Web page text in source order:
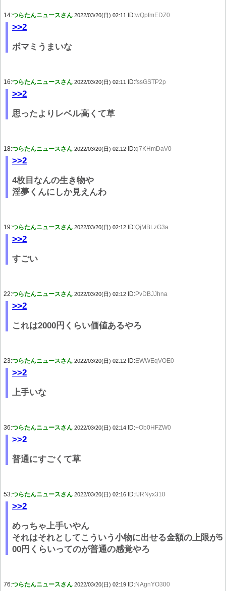
14:つらたんニュースさん 2022/03/20(日) 02:11 ID:wQpfmEDZ0
>>2
ボマミうまいな
16:つらたんニュースさん 2022/03/20(日) 02:11 ID:fssGSTP2p
>>2
思ったよりレベル高くて草
18:つらたんニュースさん 2022/03/20(日) 02:12 ID:q7KHmDaV0
>>2
4枚目なんの生き物や
淫夢くんにしか見えんわ
19:つらたんニュースさん 2022/03/20(日) 02:12 ID:QjMBLzG3a
>>2
すごい
22:つらたんニュースさん 2022/03/20(日) 02:12 ID:PvDBJJhna
>>2
これは2000円くらい価値あるやろ
23:つらたんニュースさん 2022/03/20(日) 02:12 ID:EWWEqVOE0
>>2
上手いな
36:つらたんニュースさん 2022/03/20(日) 02:14 ID:+Ob0HFZW0
>>2
普通にすごくて草
53:つらたんニュースさん 2022/03/20(日) 02:16 ID:fJRNyx310
>>2
めっちゃ上手いやん
それはそれとしてこういう小物に出せる金額の上限が5
00円くらいってのが普通の感覚やろ
76:つらたんニュースさん 2022/03/20(日) 02:19 ID:NAgnYO300